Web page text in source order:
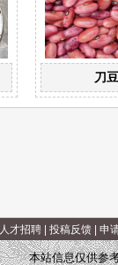
刀豆
人才招聘| 投稿反馈| 申
本站信息仅供参